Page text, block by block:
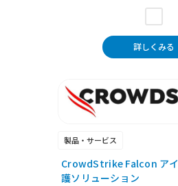
詳しくみる
製品・サービス
CrowdStrike Falcon アイ
護ソリューション